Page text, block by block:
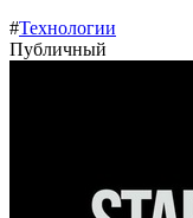
#Технологии
Публичный